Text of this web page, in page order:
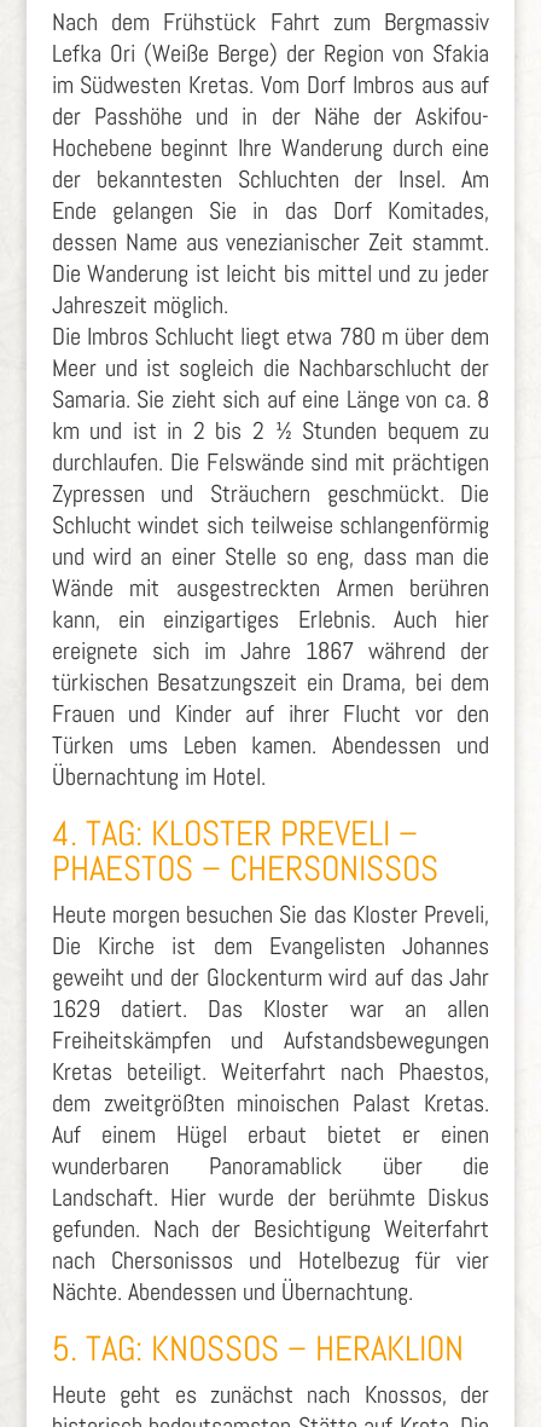
Nach dem Frühstück Fahrt zum Bergmassiv
Lefka Ori (Weiße Berge) der Region von Sfakia
im Südwesten Kretas. Vom Dorf Imbros aus auf
der Passhöhe und in der Nähe der Askifou-
Hochebene beginnt Ihre Wanderung durch eine
der bekanntesten Schluchten der Insel. Am
Ende gelangen Sie in das Dorf Komitades,
dessen Name aus venezianischer Zeit stammt.
Die Wanderung ist leicht bis mittel und zu jeder
Jahreszeit möglich.
Die Imbros Schlucht liegt etwa 780 m über dem
Meer und ist sogleich die Nachbarschlucht der
Samaria. Sie zieht sich auf eine Länge von ca. 8
km und ist in 2 bis 2 ½ Stunden bequem zu
durchlaufen. Die Felswände sind mit prächtigen
Zypressen und Sträuchern geschmückt. Die
Schlucht windet sich teilweise schlangenförmig
und wird an einer Stelle so eng, dass man die
Wände mit ausgestreckten Armen berühren
kann, ein einzigartiges Erlebnis. Auch hier
ereignete sich im Jahre 1867 während der
türkischen Besatzungszeit ein Drama, bei dem
Frauen und Kinder auf ihrer Flucht vor den
Türken ums Leben kamen. Abendessen und
Übernachtung im Hotel.
4. TAG: KLOSTER PREVELI –
PHAESTOS – CHERSONISSOS
Heute morgen besuchen Sie das Kloster Preveli,
Die Kirche ist dem Evangelisten Johannes
geweiht und der Glockenturm wird auf das Jahr
1629 datiert. Das Kloster war an allen
Freiheitskämpfen und Aufstandsbewegungen
Kretas beteiligt. Weiterfahrt nach Phaestos,
dem zweitgrößten minoischen Palast Kretas.
Auf einem Hügel erbaut bietet er einen
wunderbaren Panoramablick über die
Landschaft. Hier wurde der berühmte Diskus
gefunden. Nach der Besichtigung Weiterfahrt
nach Chersonissos und Hotelbezug für vier
Nächte. Abendessen und Übernachtung.
5. TAG: KNOSSOS – HERAKLION
Heute geht es zunächst nach Knossos, der